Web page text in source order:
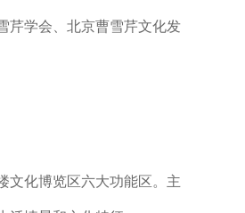
芹学会、北京曹雪芹文化发
文化博览区六大功能区。主